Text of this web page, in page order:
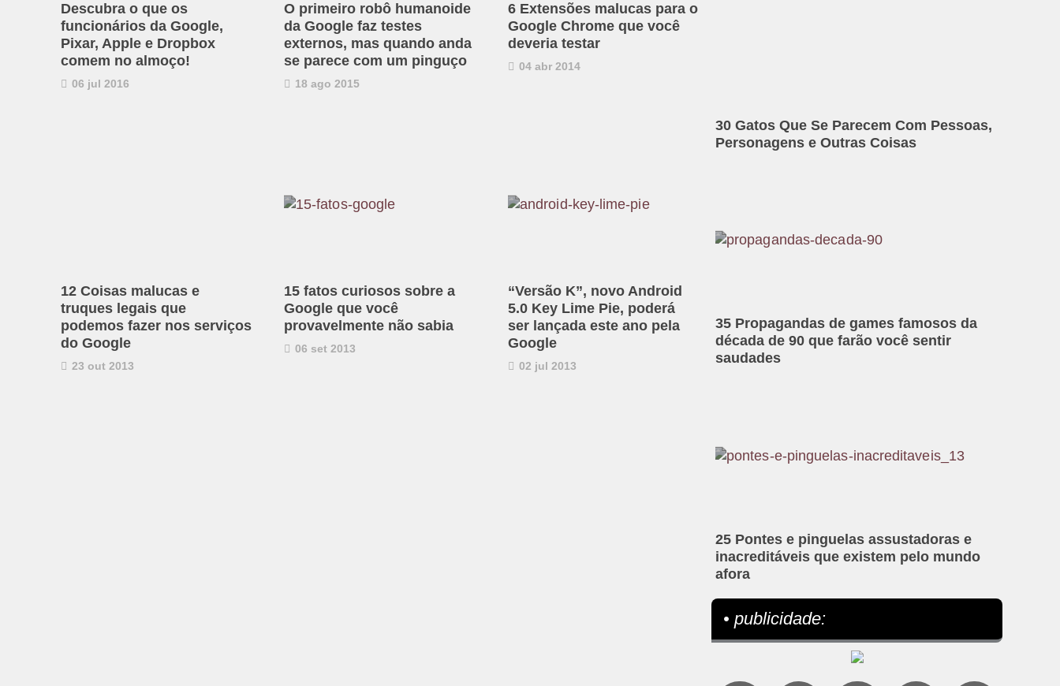
Descubra o que os
funcionários da Google,
Pixar, Apple e Dropbox
comem no almoço!
06 jul 2016
O primeiro robô humanoide
da Google faz testes
externos, mas quando anda
se parece com um pinguço
18 ago 2015
6 Extensões malucas para o
Google Chrome que você
deveria testar
04 abr 2014
12 Coisas malucas e
truques legais que
podemos fazer nos serviços
do Google
23 out 2013
15 fatos curiosos sobre a
Google que você
provavelmente não sabia
06 set 2013
“Versão K”, novo Android
5.0 Key Lime Pie, poderá
ser lançada este ano pela
Google
02 jul 2013
30 Gatos Que Se Parecem Com Pessoas,
Personagens e Outras Coisas
35 Propagandas de games famosos da
década de 90 que farão você sentir
saudades
25 Pontes e pinguelas assustadoras e
inacreditáveis que existem pelo mundo
afora
• publicidade: